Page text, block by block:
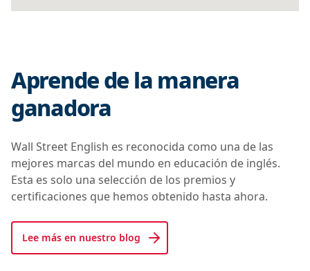
Aprende de la manera
ganadora
Wall Street English es reconocida como una de las
mejores marcas del mundo en educación de inglés.
Esta es solo una selección de los premios y
certificaciones que hemos obtenido hasta ahora.
Lee más en nuestro blog